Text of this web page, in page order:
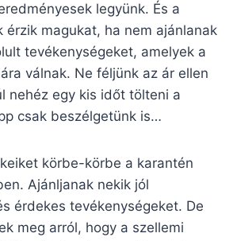
legyünk. És a
érzik magukat, ha nem ajánlanak
tevékenységeket, amelyek a
válnak. Ne féljünk az ár ellen
nehéz egy kis időt tölteni a
csak beszélgetünk is…
körbe-körbe a karantén
Ajánljanak nekik jól
érdekes tevékenységeket. De
meg arról, hogy a szellemi